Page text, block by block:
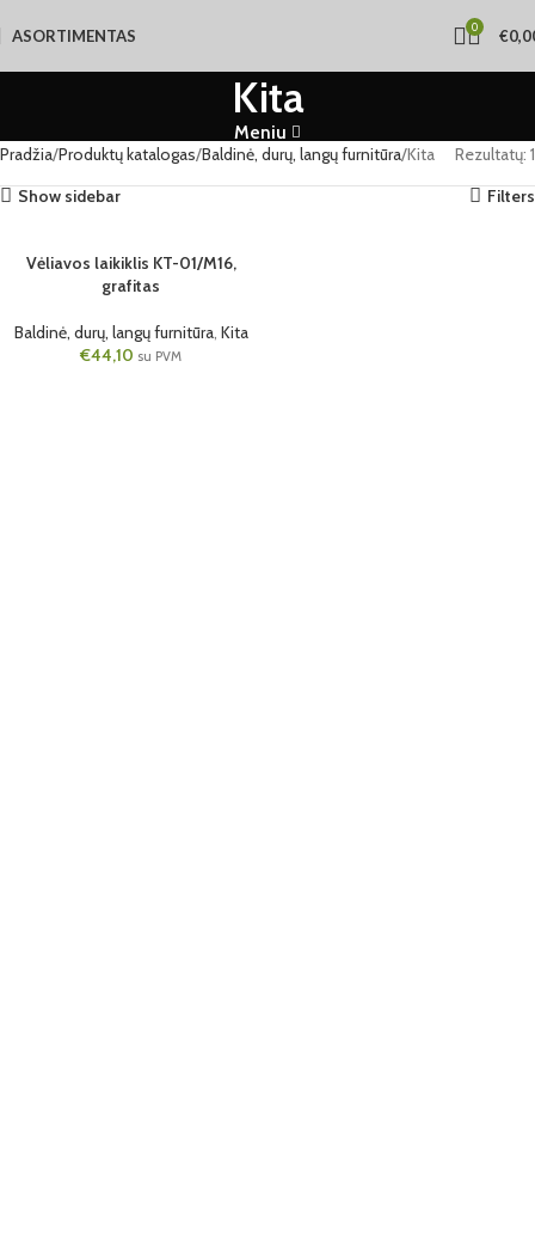
ASORTIMENTAS 0 €
Kita
Meniu
Pradžia Produktų katalogas Baldinė, durų, langų furnitūra Kita
Rezultatų: 1
Show sidebar
Filters
Vėliavos laikiklis KT-01/M16,
grafitas
Baldinė, durų, langų furnitūra, Kita
€44,10 su PVM